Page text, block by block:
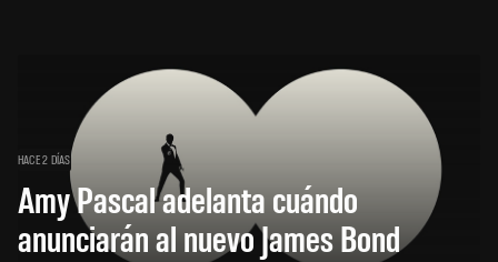
HACE 2 DÍAS
Amy Pascal adelanta cuándo
anunciarán al nuevo James Bond